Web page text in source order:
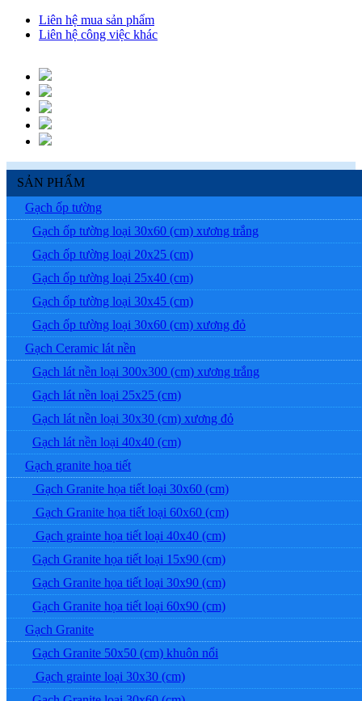
Liên hệ mua sản phẩm
Liên hệ công việc khác
SẢN PHẨM
Gạch ốp tường
Gạch ốp tường loại 30x60 (cm) xương trắng
Gạch ốp tường loại 20x25 (cm)
Gạch ốp tường loại 25x40 (cm)
Gạch ốp tường loại 30x45 (cm)
Gạch ốp tường loại 30x60 (cm) xương đỏ
Gạch Ceramic lát nền
Gạch lát nền loại 300x300 (cm) xương trắng
Gạch lát nền loại 25x25 (cm)
Gạch lát nền loại 30x30 (cm) xương đỏ
Gạch lát nền loại 40x40 (cm)
Gạch granite họa tiết
Gạch Granite họa tiết loại 30x60 (cm)
Gạch Granite họa tiết loại 60x60 (cm)
Gạch grainte họa tiết loại 40x40 (cm)
Gạch Granite họa tiết loại 15x90 (cm)
Gạch Granite họa tiết loại 30x90 (cm)
Gạch Granite họa tiết loại 60x90 (cm)
Gạch Granite
Gạch Granite 50x50 (cm) khuôn nổi
Gạch grainte loại 30x30 (cm)